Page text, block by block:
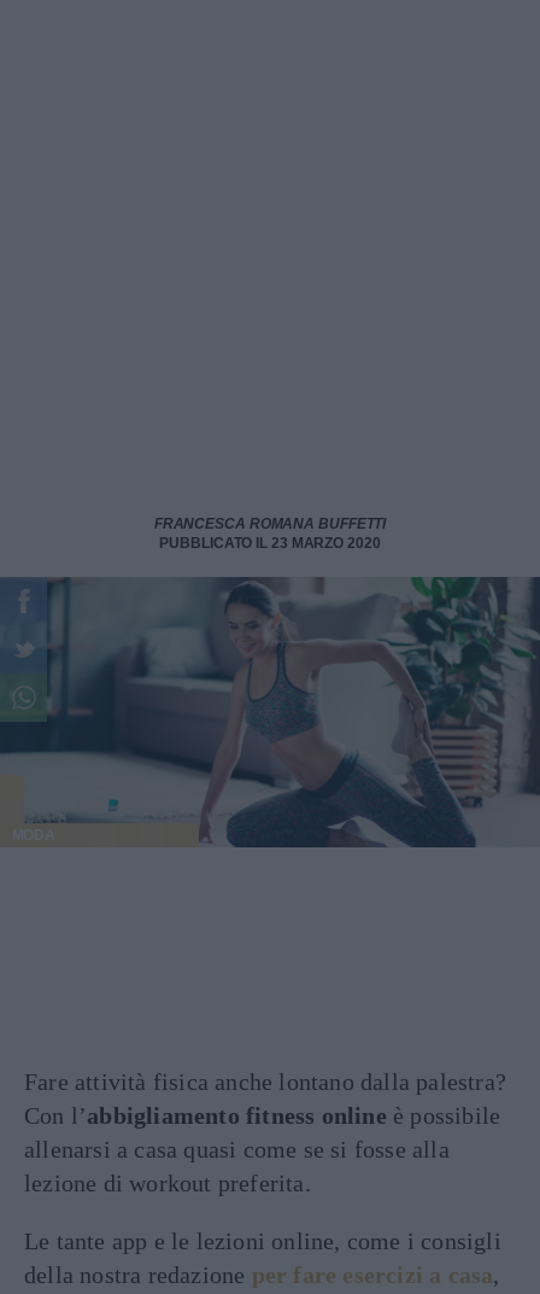
FRANCESCA ROMANA BUFFETTI
PUBBLICATO IL 23 MARZO 2020
MODA
Fare attività fisica anche lontano dalla palestra?
Con l’abbigliamento fitness online è possibile
allenarsi a casa quasi come se si fosse alla
lezione di workout preferita.
Le tante app e le lezioni online, come i consigli
della nostra redazione per fare esercizi a casa,